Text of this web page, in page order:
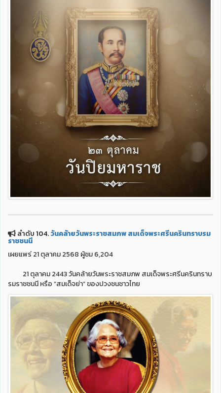
ลำดับ 104.วันคล้ายวันพระราชสมภพ สมเด็จพระศรีนครินทราบรม
ราชชนนี
เผยแพร่ 21 ตุลาคม 2568 ผู้ชม 6,204
21 ตุลาคม 2443 วันคล้ายวันพระราชสมภพ สมเด็จพระศรีนครินทราบ
รมราชชนนี หรือ “สมเด็จย่า” ของปวงชนชาวไทย